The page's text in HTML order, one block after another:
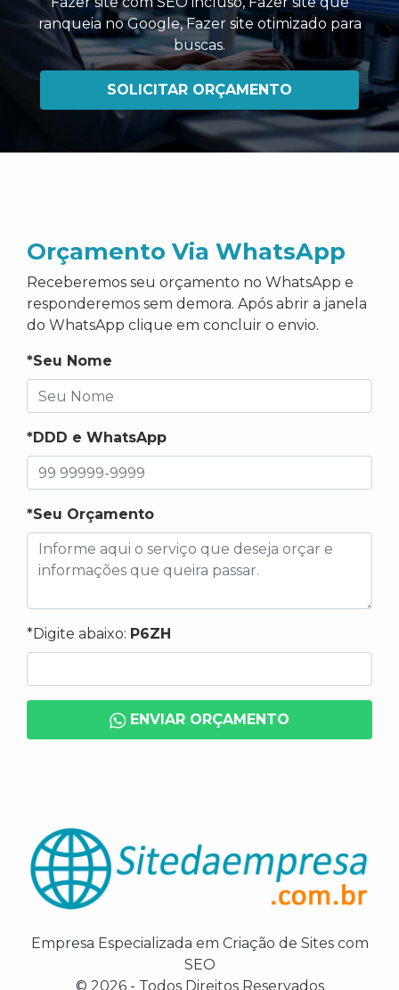
ranqueia no Google,Fazer site otimizado para
buscas.
SOLICITAR ORÇAMENTO
Orçamento Via WhatsApp
Receberemos seu orçamento no WhatsApp e
responderemos sem demora. Após abrir a janela
do WhatsApp clique em concluir o envio.
*Seu Nome
*DDD e WhatsApp
*Seu Orçamento
*Digite abaixo: P6ZH
ENVIAR ORÇAMENTO
Empresa Especializada em Criação de Sites com
SEO
© 2026 - Todos Direitos Reservados